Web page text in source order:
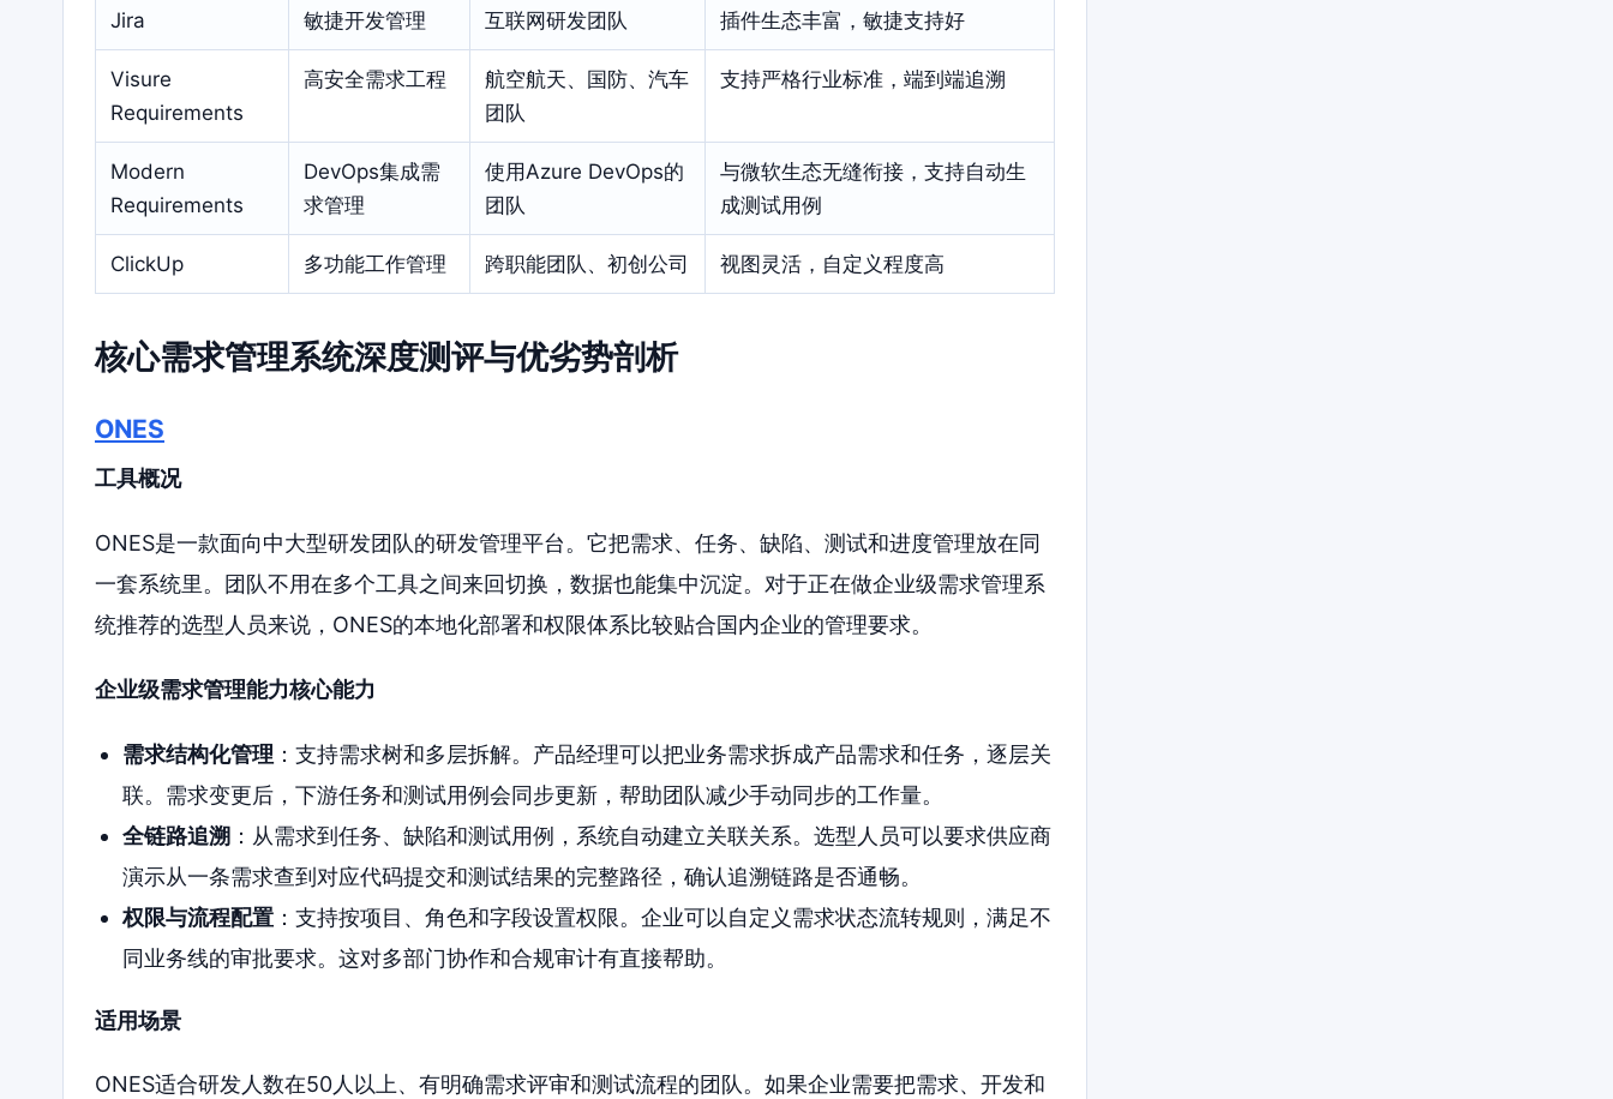
Jira 敏捷开发管理 互联网研发团队 插件生态丰富，敏捷支持好
Visure
Requirements
高安全需求工程
航空航天、国防、汽车
团队
支持严格行业标准，端到端追溯
Modern
Requirements
DevOps集成需
求管理
使用Azure DevOps的
团队
与微软生态无缝衔接，支持自动生
成测试用例
ClickUp 多功能工作管理 跨职能团队、初创公司 视图灵活，自定义程度高
核心需求管理系统深度测评与优劣势剖析
ONES
工具概况
ONES是一款面向中大型研发团队的研发管理平台。它把需求、任务、缺陷、测试和进度管理放在同
一套系统里。团队不用在多个工具之间来回切换，数据也能集中沉淀。对于正在做企业级需求管理系
统推荐的选型人员来说，ONES的本地化部署和权限体系比较贴合国内企业的管理要求。
企业级需求管理能力核心能力
需求结构化管理 ：支持需求树和多层拆解。产品经理可以把业务需求拆成产品需求和任务，逐层关
联。需求变更后，下游任务和测试用例会同步更新，帮助团队减少手动同步的工作量。
全链路追溯：从需求到任务、缺陷和测试用例，系统自动建立关联关系。选型人员可以要求供应商
演示从一条需求查到对应代码提交和测试结果的完整路径，确认追溯链路是否通畅。
权限与流程配置：支持按项目、角色和字段设置权限。企业可以自定义需求状态流转规则，满足不
同业务线的审批要求。这对多部门协作和合规审计有直接帮助。
适用场景
ONES适合研发人数在50人以上、有明确需求评审和测试流程的团队。如果企业需要把需求、开发和